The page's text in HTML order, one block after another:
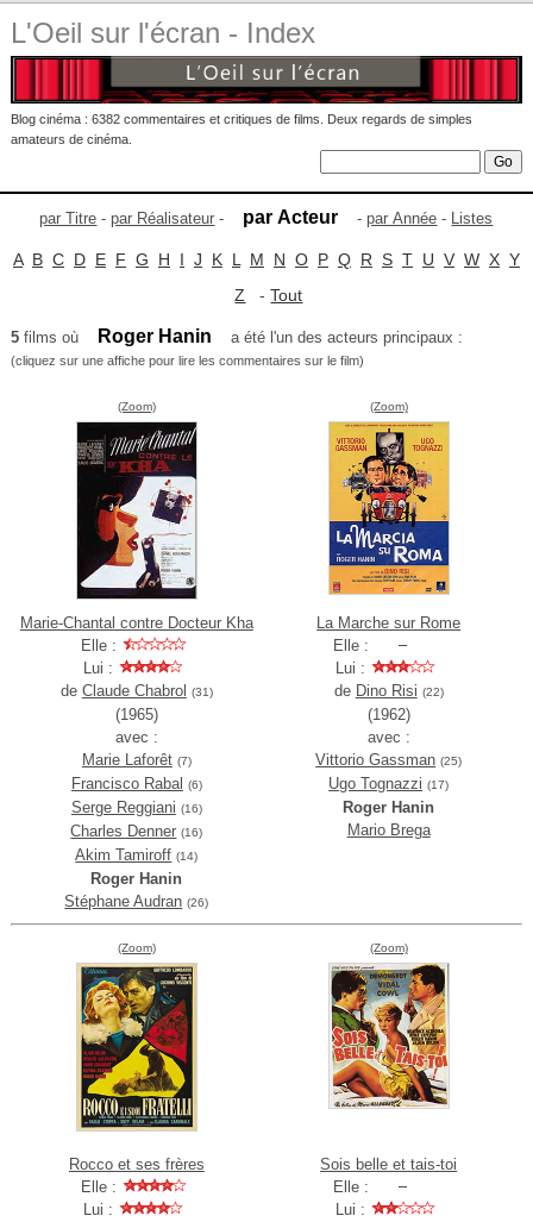
L'Oeil sur l'écran - Index
Blog cinéma : 6382 commentaires et critiques de films. Deux regards de simples
amateurs de cinéma.
par Titre -par Réalisateur - par Acteur -par Année - Listes
A B C D E F G H I J K L M N O P Q R S T U V W X Y
Z -Tout
5films où Roger Hanin a été l'un des acteurs principaux :
(cliquez sur une affiche pour lire les commentaires sur le film)
(Zoom)
Marie-Chantal contre Docteur Kha
Elle :
Lui :
de Claude Chabrol (31)
(1965)
avec :
Marie Laforêt (7)
Francisco Rabal (6)
Serge Reggiani (16)
Charles Denner (16)
Akim Tamiroff (14)
Roger Hanin
Stéphane Audran (26)
(Zoom)
La Marche sur Rome
Elle :
Lui :
de Dino Risi (22)
(1962)
avec :
Vittorio Gassman (25)
Ugo Tognazzi (17)
Roger Hanin
Mario Brega
(Zoom)
Rocco et ses frères
Elle :
Lui :
(Zoom)
Sois belle et tais-toi
Elle :
Lui :